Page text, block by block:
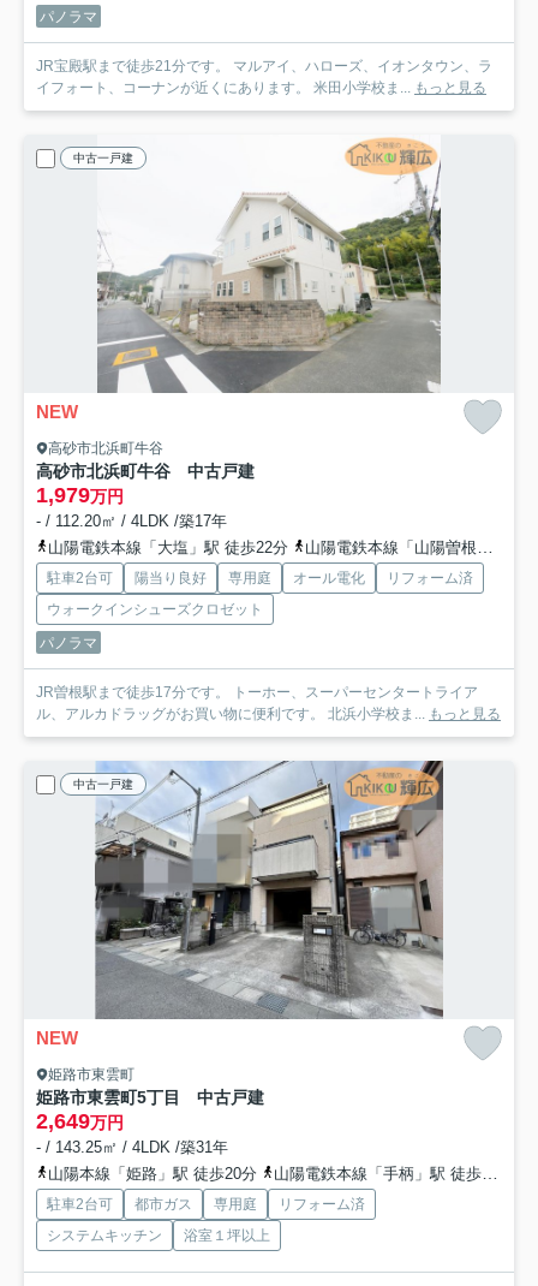
パノラマ
JR宝殿駅まで徒歩21分です。 マルアイ、ハローズ、イオンタウン、ラ
イフォート、コーナンが近くにあります。 米田小学校ま... もっと見る
中古一戸建
NEW
高砂市北浜町牛谷
高砂市北浜町牛谷 中古戸建
1,979万円
- / 112.20㎡ / 4LDK /築17年
山陽電鉄本線「大塩」駅 徒歩22分
山陽電鉄本線「山陽曽根」駅 徒歩25分
駐車2台可 陽当り良好 専用庭 オール電化
リフォーム済
ウォークインシューズクロゼット
パノラマ
JR曽根駅まで徒歩17分です。 トーホー、スーパーセンタートライア
ル、アルカドラッグがお買い物に便利です。 北浜小学校ま... もっと見る
中古一戸建
NEW
姫路市東雲町
姫路市東雲町5丁目 中古戸建
2,649万円
- / 143.25㎡ / 4LDK /築31年
山陽本線「姫路」駅 徒歩20分
山陽電鉄本線「手柄」駅 徒歩30分
駐車2台可 都市ガス 専用庭
リフォーム済
システムキッチン
浴室１坪以上